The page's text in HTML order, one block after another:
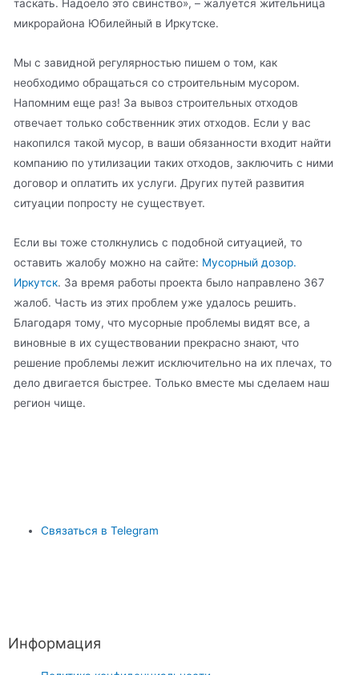
таскать. Надоело это свинство», – жалуется жительница
микрорайона Юбилейный в Иркутске.
Мы с завидной регулярностью пишем о том, как
необходимо обращаться со строительным мусором.
Напомним еще раз! За вывоз строительных отходов
отвечает только собственник этих отходов. Если у вас
накопился такой мусор, в ваши обязанности входит найти
компанию по утилизации таких отходов, заключить с ними
договор и оплатить их услуги. Других путей развития
ситуации попросту не существует.
Если вы тоже столкнулись с подобной ситуацией, то
оставить жалобу можно на сайте: Мусорный дозор.
Иркутск. За время работы проекта было направлено 367
жалоб. Часть из этих проблем уже удалось решить.
Благодаря тому, что мусорные проблемы видят все, а
виновные в их существовании прекрасно знают, что
решение проблемы лежит исключительно на их плечах, то
дело двигается быстрее. Только вместе мы сделаем наш
регион чище.
Связаться в Telegram
Информация